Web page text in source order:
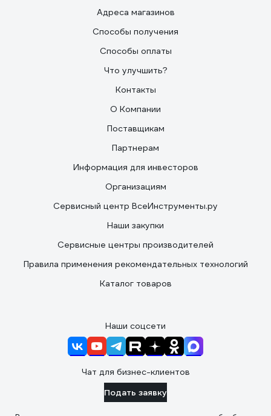
Адреса магазинов
Способы получения
Способы оплаты
Что улучшить?
Контакты
О Компании
Поставщикам
Партнерам
Информация для инвесторов
Организациям
Сервисный центр ВсеИнструменты.ру
Наши закупки
Сервисные центры производителей
Правила применения рекомендательных технологий
Каталог товаров
Наши соцсети
Чат для бизнес-клиентов
Подать заявку